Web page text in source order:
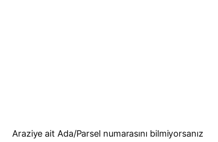
Araziye ait Ada/Parsel numarasını bilmiyorsanız